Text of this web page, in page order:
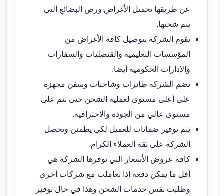
عن طريقها تحميل الأغراض ورص البضائع التي
يتم شحنها.
تقوم الشركة بتوصيل كافة الأغراض من
المؤسسات التعليمية والقنصليات والسفارات
والإدارات الحكومية أيضا.
تضم الشركة طائرات وشاحنات وسفن مجهزة
على أعلى مستوى لعملية الشحن حتى تتم على
مستوى عالي من الجودة والاحترافية.
يتم توفير ضمانات للعميل لكي يطمئن وتحصل
الشركة على ثقة العملاء الكرام.
كافة عروض الأسعار التي توفرها الشركة هي
أقل ما يمكن دفعه إذا تعاملت مع شركات أخرى
وطلبت نفس خدمات الشحن وهذا في حال توفير